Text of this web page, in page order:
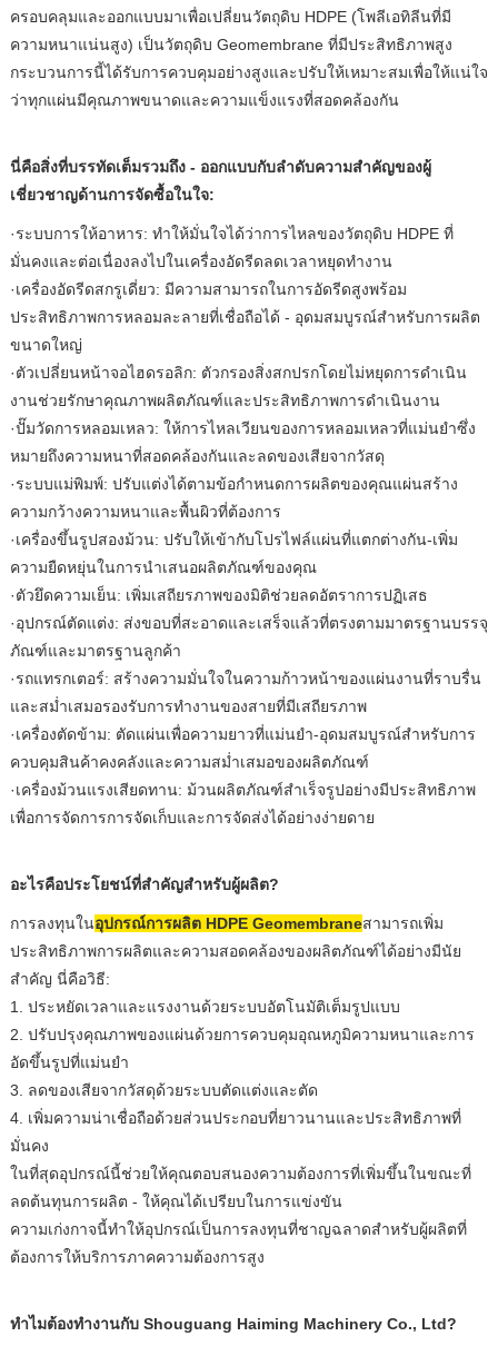
ครอบคลุมและออกแบบมาเพื่อเปลี่ยนวัตถุดิบ HDPE (โพลีเอทิลีนที่มี
ความหนาแน่นสูง) เป็นวัตถุดิบ Geomembrane ที่มีประสิทธิภาพสูง
กระบวนการนี้ได้รับการควบคุมอย่างสูงและปรับให้เหมาะสมเพื่อให้แน่ใจ
ว่าทุกแผ่นมีคุณภาพขนาดและความแข็งแรงที่สอดคล้องกัน
นี่คือสิ่งที่บรรทัดเต็มรวมถึง - ออกแบบกับลำดับความสำคัญของผู้
เชี่ยวชาญด้านการจัดซื้อในใจ:
·ระบบการให้อาหาร: ทำให้มั่นใจได้ว่าการไหลของวัตถุดิบ HDPE ที่
มั่นคงและต่อเนื่องลงไปในเครื่องอัดรีดลดเวลาหยุดทำงาน
·เครื่องอัดรีดสกรูเดี่ยว: มีความสามารถในการอัดรีดสูงพร้อม
ประสิทธิภาพการหลอมละลายที่เชื่อถือได้ - อุดมสมบูรณ์สำหรับการผลิต
ขนาดใหญ่
·ตัวเปลี่ยนหน้าจอไฮดรอลิก: ตัวกรองสิ่งสกปรกโดยไม่หยุดการดำเนิน
งานช่วยรักษาคุณภาพผลิตภัณฑ์และประสิทธิภาพการดำเนินงาน
·ปั๊มวัดการหลอมเหลว: ให้การไหลเวียนของการหลอมเหลวที่แม่นยำซึ่ง
หมายถึงความหนาที่สอดคล้องกันและลดของเสียจากวัสดุ
·ระบบแม่พิมพ์: ปรับแต่งได้ตามข้อกำหนดการผลิตของคุณแผ่นสร้าง
ความกว้างความหนาและพื้นผิวที่ต้องการ
·เครื่องขึ้นรูปสองม้วน: ปรับให้เข้ากับโปรไฟล์แผ่นที่แตกต่างกัน-เพิ่ม
ความยืดหยุ่นในการนำเสนอผลิตภัณฑ์ของคุณ
·ตัวยึดความเย็น: เพิ่มเสถียรภาพของมิติช่วยลดอัตราการปฏิเสธ
·อุปกรณ์ตัดแต่ง: ส่งขอบที่สะอาดและเสร็จแล้วที่ตรงตามมาตรฐานบรรจุ
ภัณฑ์และมาตรฐานลูกค้า
·รถแทรกเตอร์: สร้างความมั่นใจในความก้าวหน้าของแผ่นงานที่ราบรื่น
และสม่ำเสมอรองรับการทำงานของสายที่มีเสถียรภาพ
·เครื่องตัดข้าม: ตัดแผ่นเพื่อความยาวที่แม่นยำ-อุดมสมบูรณ์สำหรับการ
ควบคุมสินค้าคงคลังและความสม่ำเสมอของผลิตภัณฑ์
·เครื่องม้วนแรงเสียดทาน: ม้วนผลิตภัณฑ์สำเร็จรูปอย่างมีประสิทธิภาพ
เพื่อการจัดการการจัดเก็บและการจัดส่งได้อย่างง่ายดาย
อะไรคือประโยชน์ที่สำคัญสำหรับผู้ผลิต?
การลงทุนในอุปกรณ์การผลิต HDPE Geomembraneสามารถเพิ่ม
ประสิทธิภาพการผลิตและความสอดคล้องของผลิตภัณฑ์ได้อย่างมีนัย
สำคัญ นี่คือวิธี:
1. ประหยัดเวลาและแรงงานด้วยระบบอัตโนมัติเต็มรูปแบบ
2. ปรับปรุงคุณภาพของแผ่นด้วยการควบคุมอุณหภูมิความหนาและการ
อัดขึ้นรูปที่แม่นยำ
3. ลดของเสียจากวัสดุด้วยระบบตัดแต่งและตัด
4. เพิ่มความน่าเชื่อถือด้วยส่วนประกอบที่ยาวนานและประสิทธิภาพที่
มั่นคง
ในที่สุดอุปกรณ์นี้ช่วยให้คุณตอบสนองความต้องการที่เพิ่มขึ้นในขณะที่
ลดต้นทุนการผลิต - ให้คุณได้เปรียบในการแข่งขัน
ความเก่งกาจนี้ทำให้อุปกรณ์เป็นการลงทุนที่ชาญฉลาดสำหรับผู้ผลิตที่
ต้องการให้บริการภาคความต้องการสูง
ทำไมต้องทำงานกับ Shouguang Haiming Machinery Co., Ltd?